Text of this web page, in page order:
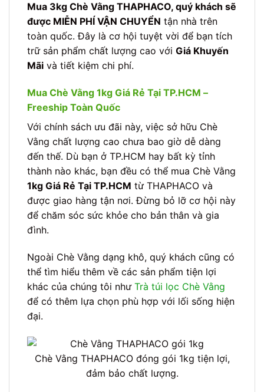
Mua 3kg Chè Vằng THAPHACO, quý khách sẽ
được MIỄN PHÍ VẬN CHUYỂN tận nhà trên
toàn quốc. Đây là cơ hội tuyệt vời để bạn tích
trữ sản phẩm chất lượng cao với Giá Khuyến
Mãi và tiết kiệm chi phí.
Mua Chè Vằng 1kg Giá Rẻ Tại TP.HCM –
Freeship Toàn Quốc
Với chính sách ưu đãi này, việc sở hữu Chè
Vằng chất lượng cao chưa bao giờ dễ dàng
đến thế. Dù bạn ở TP.HCM hay bất kỳ tỉnh
thành nào khác, bạn đều có thể mua Chè Vằng
1kg Giá Rẻ Tại TP.HCM từ THAPHACO và
được giao hàng tận nơi. Đừng bỏ lỡ cơ hội này
để chăm sóc sức khỏe cho bản thân và gia
đình.
Ngoài Chè Vằng dạng khô, quý khách cũng có
thể tìm hiểu thêm về các sản phẩm tiện lợi
khác của chúng tôi như Trà túi lọc Chè Vằng
để có thêm lựa chọn phù hợp với lối sống hiện
đại.
Chè Vằng THAPHACO đóng gói 1kg tiện lợi,
đảm bảo chất lượng.